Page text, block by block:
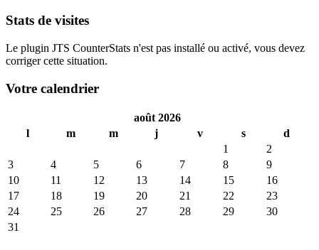
Stats de visites
Le plugin JTS CounterStats n'est pas installé ou activé, vous devez
corriger cette situation.
Votre calendrier
août 2026
l
m m j v s
d
1
2
3
4 5 6 7 8
9
10
11 12 13 14 15
16
17
18 19 20 21 22
23
24
25 26 27 28 29
30
31